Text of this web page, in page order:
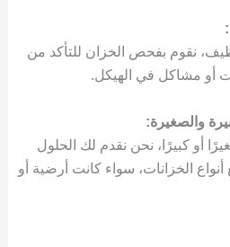
نقوم بفحص الخزان للتأكد من
أو مشاكل في الهيكل.
والصغيرة:
أو كبيرًا، نحن نقدم لك الحلول
الخزانات، سواء كانت أرضية أو